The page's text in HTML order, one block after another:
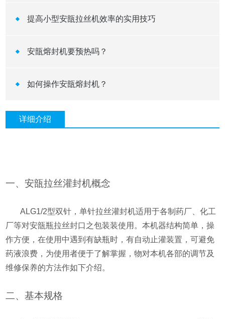
提高小型安瓿拉丝机效率的实用技巧
安瓿熔封机要预热吗？
如何操作安瓿熔封机？
详细介绍
一、安瓿拉丝灌封机概念
ALG1/2型双针，单针拉丝灌封机适用于各制药厂、化工
厂等对安瓿瓶拉丝封口之包装装使用。本机器结构简单，操
作方便，在使用中遇到有缺瓶时，有自动止灌装置，可避免
药液浪费，为使用者便于了解掌握，物对本机各部的调节及
维修保养的方法作如下介绍。
二、基本规格